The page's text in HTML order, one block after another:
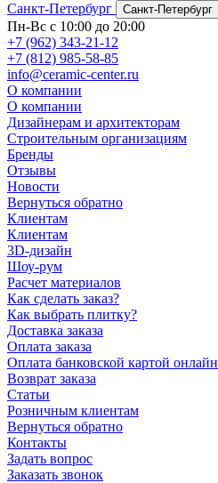
Санкт-Петербург
Санкт-Петербург
Пн-Вс с 10:00 до 20:00
+7 (962) 343-21-12
+7 (812) 985-58-85
info@ceramic-center.ru
О компании
О компании
Дизайнерам и архитекторам
Строительным организациям
Бренды
Отзывы
Новости
Вернуться обратно
Клиентам
Клиентам
3D-дизайн
Шоу-рум
Расчет материалов
Как сделать заказ?
Как выбрать плитку?
Доставка заказа
Оплата заказа
Оплата банковской картой онлайн
Возврат заказа
Статьи
Розничным клиентам
Вернуться обратно
Контакты
Задать вопрос
Заказать звонок